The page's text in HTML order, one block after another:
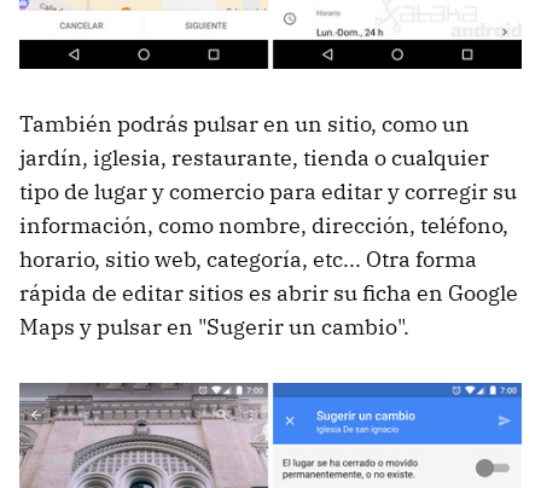
También podrás pulsar en un sitio, como un
jardín, iglesia, restaurante, tienda o cualquier
tipo de lugar y comercio para editar y corregir su
información, como nombre, dirección, teléfono,
horario, sitio web, categoría, etc... Otra forma
rápida de editar sitios es abrir su ficha en Google
Maps y pulsar en "Sugerir un cambio".